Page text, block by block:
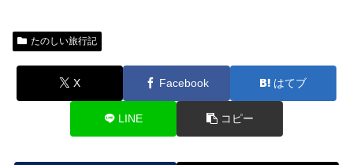
たのしい旅行記
X Facebook はてブ
LINE コピー